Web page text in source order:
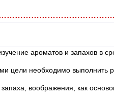
ароматов и запахов в
цели необходимо выполнить
воображения, как